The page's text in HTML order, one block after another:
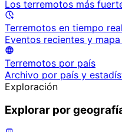
Los terremotos más
Terremotos en tiempo real
Eventos recientes y
Terremotos por país
Archivo por país y
Exploración
Explorar por